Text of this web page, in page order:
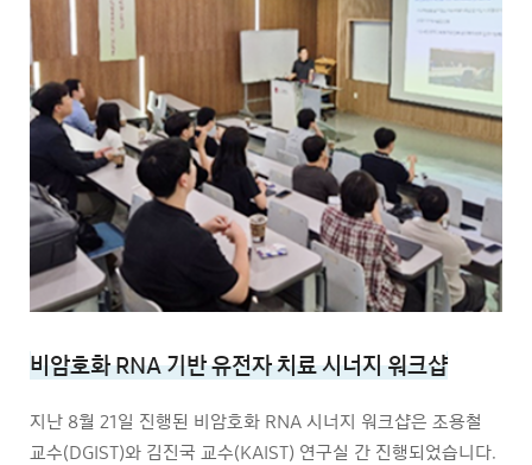
비암호화 RNA 기반 유전자 치료 시너지 워크샵
지난 8월 21일 진행된 비암호화 RNA 시너지 워크샵은 조용철
교수(DGIST)와 김진국 교수(KAIST) 연구실 간 진행되었습니다.